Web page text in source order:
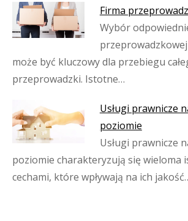
Firma
Wybór
przeprowadzkowej
może być kluczowy dla przebiegu
przeprowadzki. Istotne…
Usługi prawnicze
poziomie
Usługi prawnicze
poziomie charakteryzują się wieloma
cechami, które wpływają na ich